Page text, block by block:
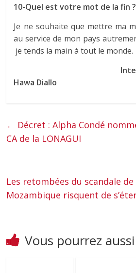
10-Quel est votre mot de la fin ?
Je ne souhaite que mettre ma
au service de mon pays
je tends la main à tout le monde.
Interview
Hawa Diallo
← Décret : Alpha Condé
CA de la LONAGUI
Les retombées du scandale
Mozambique risquent de
Vous pourrez